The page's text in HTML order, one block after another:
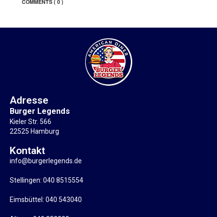
COMMENTS( 0 )
Adresse
Burger Legends
Kieler Str. 566
22525 Hamburg
Kontakt
info@burgerlegends.de
Stellingen: 040 8515554
Eimsbüttel: 040 543040